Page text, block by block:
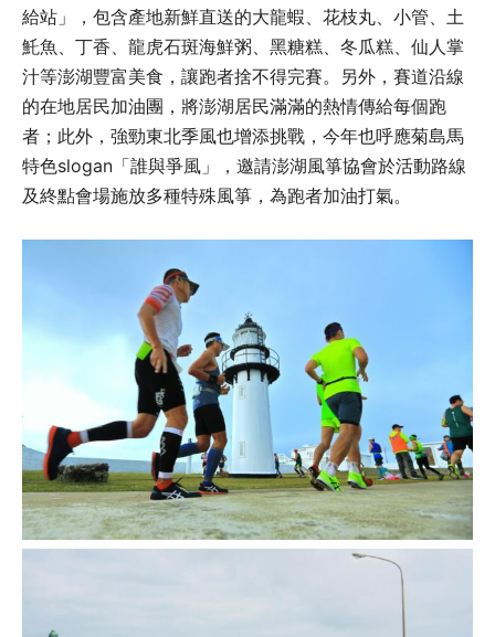
給站」，包含產地新鮮直送的大龍蝦、花枝丸、小管、土
魠魚、丁香、龍虎石斑海鮮粥、黑糖糕、冬瓜糕、仙人掌
汁等澎湖豐富美食，讓跑者捨不得完賽。另外，賽道沿線
的在地居民加油團，將澎湖居民滿滿的熱情傳給每個跑
者；此外，強勁東北季風也增添挑戰，今年也呼應菊島馬
特色slogan「誰與爭風」，邀請澎湖風箏協會於活動路線
及終點會場施放多種特殊風箏，為跑者加油打氣。